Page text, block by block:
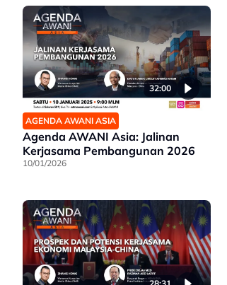
32:00
AGENDA AWANI ASIA
Agenda AWANI Asia: Jalinan
Kerjasama Pembangunan 2026
10/01/2026